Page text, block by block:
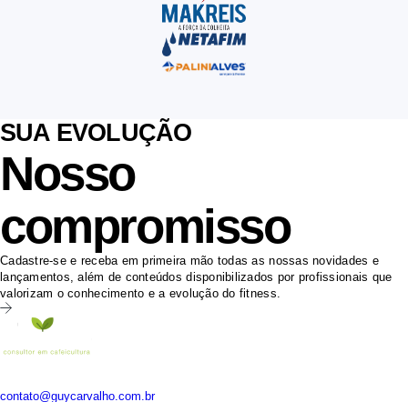
SUA EVOLUÇÃO
Nosso
compromisso
Cadastre-se e receba em primeira mão todas as nossas novidades e
lançamentos, além de conteúdos disponibilizados por profissionais que
valorizam o conhecimento e a evolução do fitness.
contato@guycarvalho.com.br